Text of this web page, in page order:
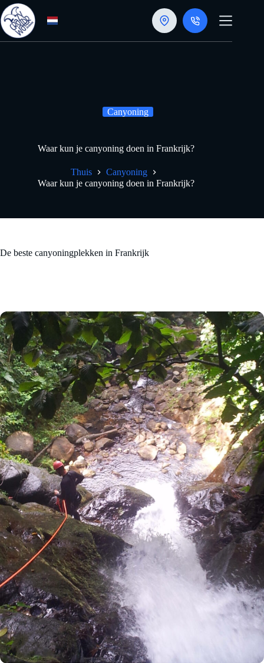
Doorgaan
naar
artikel
Canyoning
Waar kun je canyoning doen in Frankrijk?
Thuis
Canyoning
Waar kun je canyoning doen in Frankrijk?
De beste canyoningplekken in Frankrijk